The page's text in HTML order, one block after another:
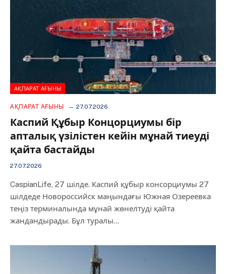
АҚПАРАТ АҒЫНЫ
АҚПАРАТ АҒЫНЫ 27.07.2026
Каспий Құбыр Концорциумы бір
апталық үзілістен кейін мұнай тиеуді
қайта бастайды
27.07.2026
CaspianLife, 27 шілде. Каспий құбыр консорциумы 27
шілдеде Новороссийск маңындағы Южная Озереевка
теңіз терминалында мұнай жөнелтуді қайта
жандандырады. Бұл туралы…